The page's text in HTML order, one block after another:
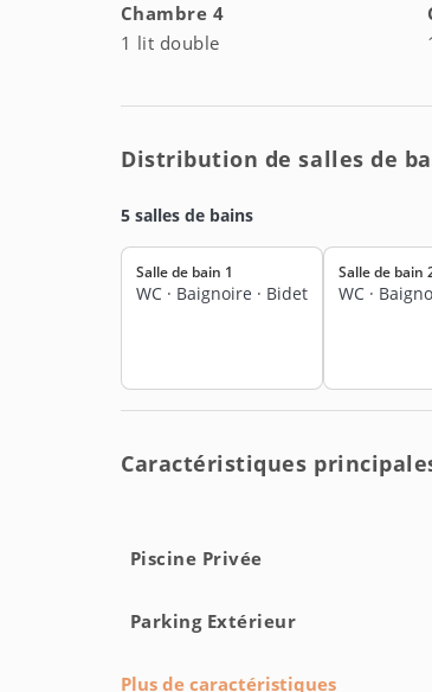
Chambre 4
1 lit double
Distribution de salles de
5 salles de bains
Salle de bain 1
WC · Baignoire · Bidet
Salle de bain
WC ·
Caractéristiques
Piscine Privée
Parking Extérieur
Plus de caractéristiques